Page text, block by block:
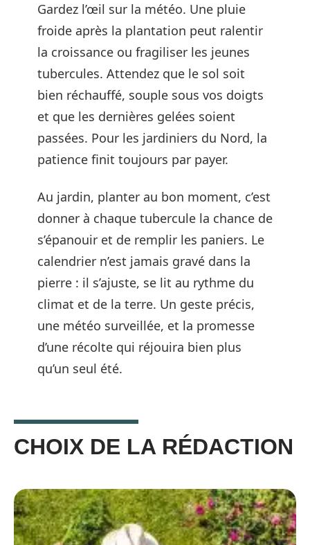
Gardez l’œil sur la météo. Une pluie
froide après la plantation peut ralentir
la croissance ou fragiliser les jeunes
tubercules. Attendez que le sol soit
bien réchauffé, souple sous vos doigts
et que les dernières gelées soient
passées. Pour les jardiniers du Nord, la
patience finit toujours par payer.
Au jardin, planter au bon moment, c’est
donner à chaque tubercule la chance de
s’épanouir et de remplir les paniers. Le
calendrier n’est jamais gravé dans la
pierre : il s’ajuste, se lit au rythme du
climat et de la terre. Un geste précis,
une météo surveillée, et la promesse
d’une récolte qui réjouira bien plus
qu’un seul été.
CHOIX DE LA RÉDACTION